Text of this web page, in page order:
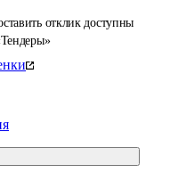
отклик доступны